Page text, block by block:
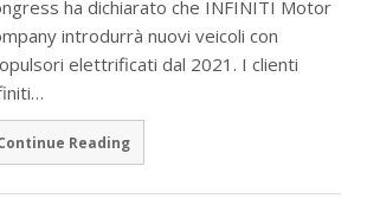
ha dichiarato che INFINITI Motor
introdurrà nuovi veicoli con
elettrificati dal 2021. I clienti
Reading